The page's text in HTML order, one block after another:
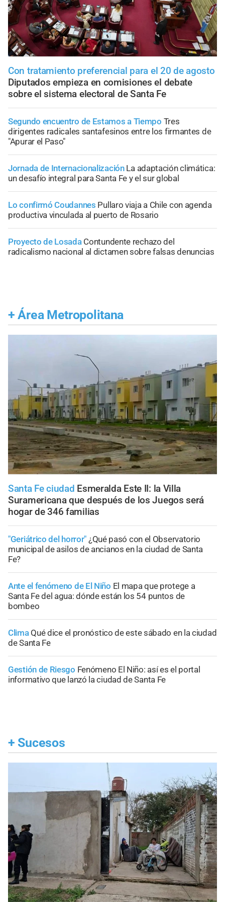
Con tratamiento preferencial para el 20 de agosto
Diputados empieza en comisiones el debate
sobre el sistema electoral de Santa Fe
Segundo encuentro de Estamos a Tiempo Tres
dirigentes radicales santafesinos entre los firmantes de
"Apurar el Paso"
Jornada de Internacionalización La adaptación climática:
un desafío integral para Santa Fe y el sur global
Lo confirmó Coudannes Pullaro viaja a Chile con agenda
productiva vinculada al puerto de Rosario
Proyecto de Losada Contundente rechazo del
radicalismo nacional al dictamen sobre falsas denuncias
+ Área Metropolitana
Santa Fe ciudad Esmeralda Este II: la Villa
Suramericana que después de los Juegos será
hogar de 346 familias
"Geriátrico del horror" ¿Qué pasó con el Observatorio
municipal de asilos de ancianos en la ciudad de Santa
Fe?
Ante el fenómeno de El Niño El mapa que protege a
Santa Fe del agua: dónde están los 54 puntos de
bombeo
Clima Qué dice el pronóstico de este sábado en la ciudad
de Santa Fe
Gestión de Riesgo Fenómeno El Niño: así es el portal
informativo que lanzó la ciudad de Santa Fe
+ Sucesos